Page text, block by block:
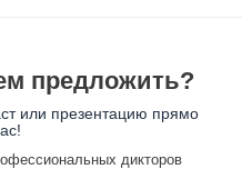
предложить?
или презентацию прямо
дикторов